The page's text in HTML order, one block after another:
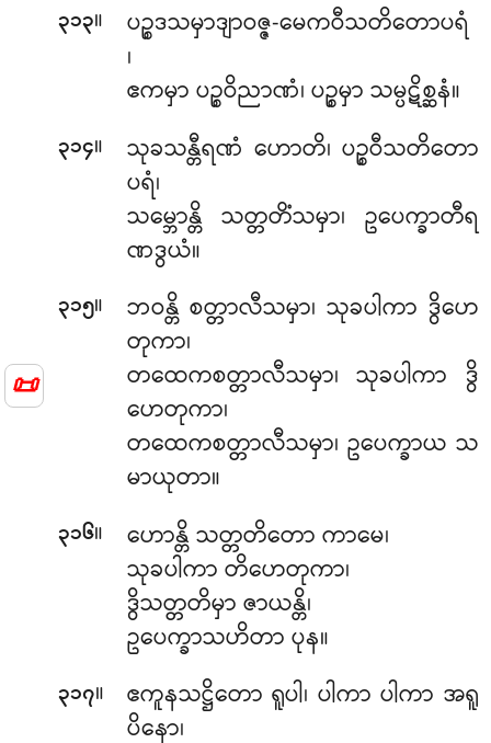
📜
၃၁၃။
ပဉ္စဒသမှာဒျာဝဇ္ဇ-မေကဝီသတိတောပရံ
၊
ဧကမှာ ပဉ္စဝိညာဏံ၊ ပဉ္စမှာ သမ္ပဋိစ္ဆနံ။
၃၁၄။
သုခသန္တီရဏံ ဟောတိ၊ ပဉ္စဝီသတိတော
ပရံ၊
သမ္ဘောန္တိ သတ္တတိံသမှာ၊ ဥပေက္ခာတီရ
ဏဒွယံ။
၃၁၅။
ဘဝန္တိ စတ္တာလီသမှာ၊ သုခပါကာ ဒွိဟေ
တုကာ၊
တထေကစတ္တာလီသမှာ၊ သုခပါကာ ဒွိ
ဟေတုကာ၊
တထေကစတ္တာလီသမှာ၊ ဥပေက္ခာယ သ
မာယုတာ။
၃၁၆။
ဟောန္တိ သတ္တတိတော ကာမေ၊
သုခပါကာ တိဟေတုကာ၊
ဒွိသတ္တတိမှာ ဇာယန္တိ၊
ဥပေက္ခာသဟိတာ ပုန။
၃၁၇။
ဧကူနသဋ္ဌိတော ရူပါ၊ ပါကာ ပါကာ အရူ
ပိနော၊